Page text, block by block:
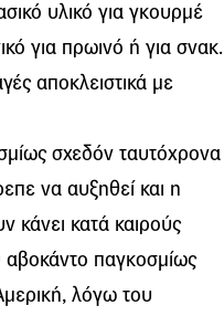
υλικό για γκουρμέ
για πρωινό ή για σνακ.
αποκλειστικά με
σχεδόν ταυτόχρονα
να αυξηθεί και η
κάνει κατά καιρούς
αβοκάντο παγκοσμίως
λόγω του